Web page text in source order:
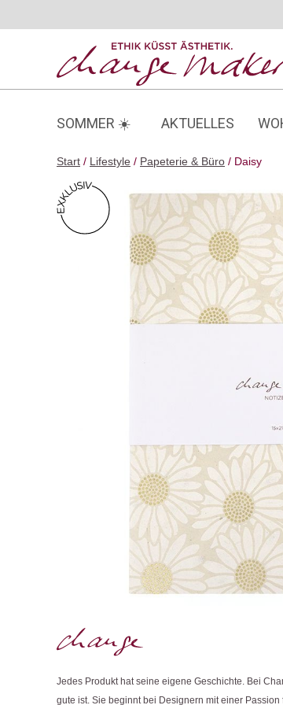
SOMMER ☀️ AKTUELLES
Start / Lifestyle / Papeterie & Büro / Daisy
Jedes Produkt hat seine eigene Geschichte. Bei
gute ist. Sie beginnt bei Designern mit einer